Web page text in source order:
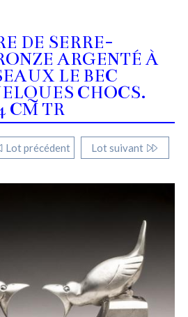
DE SERRE-
ARGENTÉ À
LE BEC
CHOCS.
CM TR
Lot précédent Lot suivant